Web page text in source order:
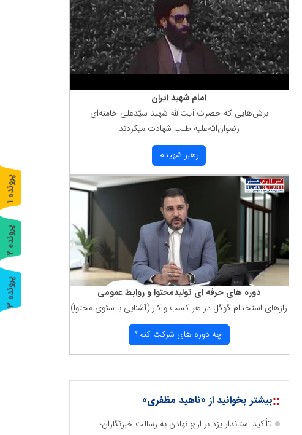
امام شهید ایران
برش‌هایی كه حضرت آیت‌الله شهید سیّدعلی خامنه‌ای
رضوان‌الله‌علیه طلب شهادت میكردند
رهبر شهیدم
دوره های حرفه ای تولیدمحتوا و روابط عمومی
رازهای استخدام گوگل در هر كسب و كار (آشنایی با سئوی محتوا)
چه دوره های شركت كنم؟
::بیشتر بخوانید از «ناهید مظفری»
تأکید استاندار یزد بر ارج نهادن به رسالت خبرنگاران؛
پ
ر
و
ن
د
ه
1
پ
ر
و
ن
د
ه
2
پ
ر
و
ن
د
ه
3